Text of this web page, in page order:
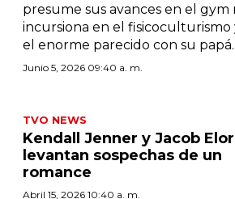
presume sus avances en el gym
incursiona en el
el enorme parecido con su papá.
Junio 5, 2026 09:40 a. m.
TVO NEWS
Kendall Jenner y Jacob
levantan sospechas de un
romance
Abril 15, 2026 10:40 a. m.